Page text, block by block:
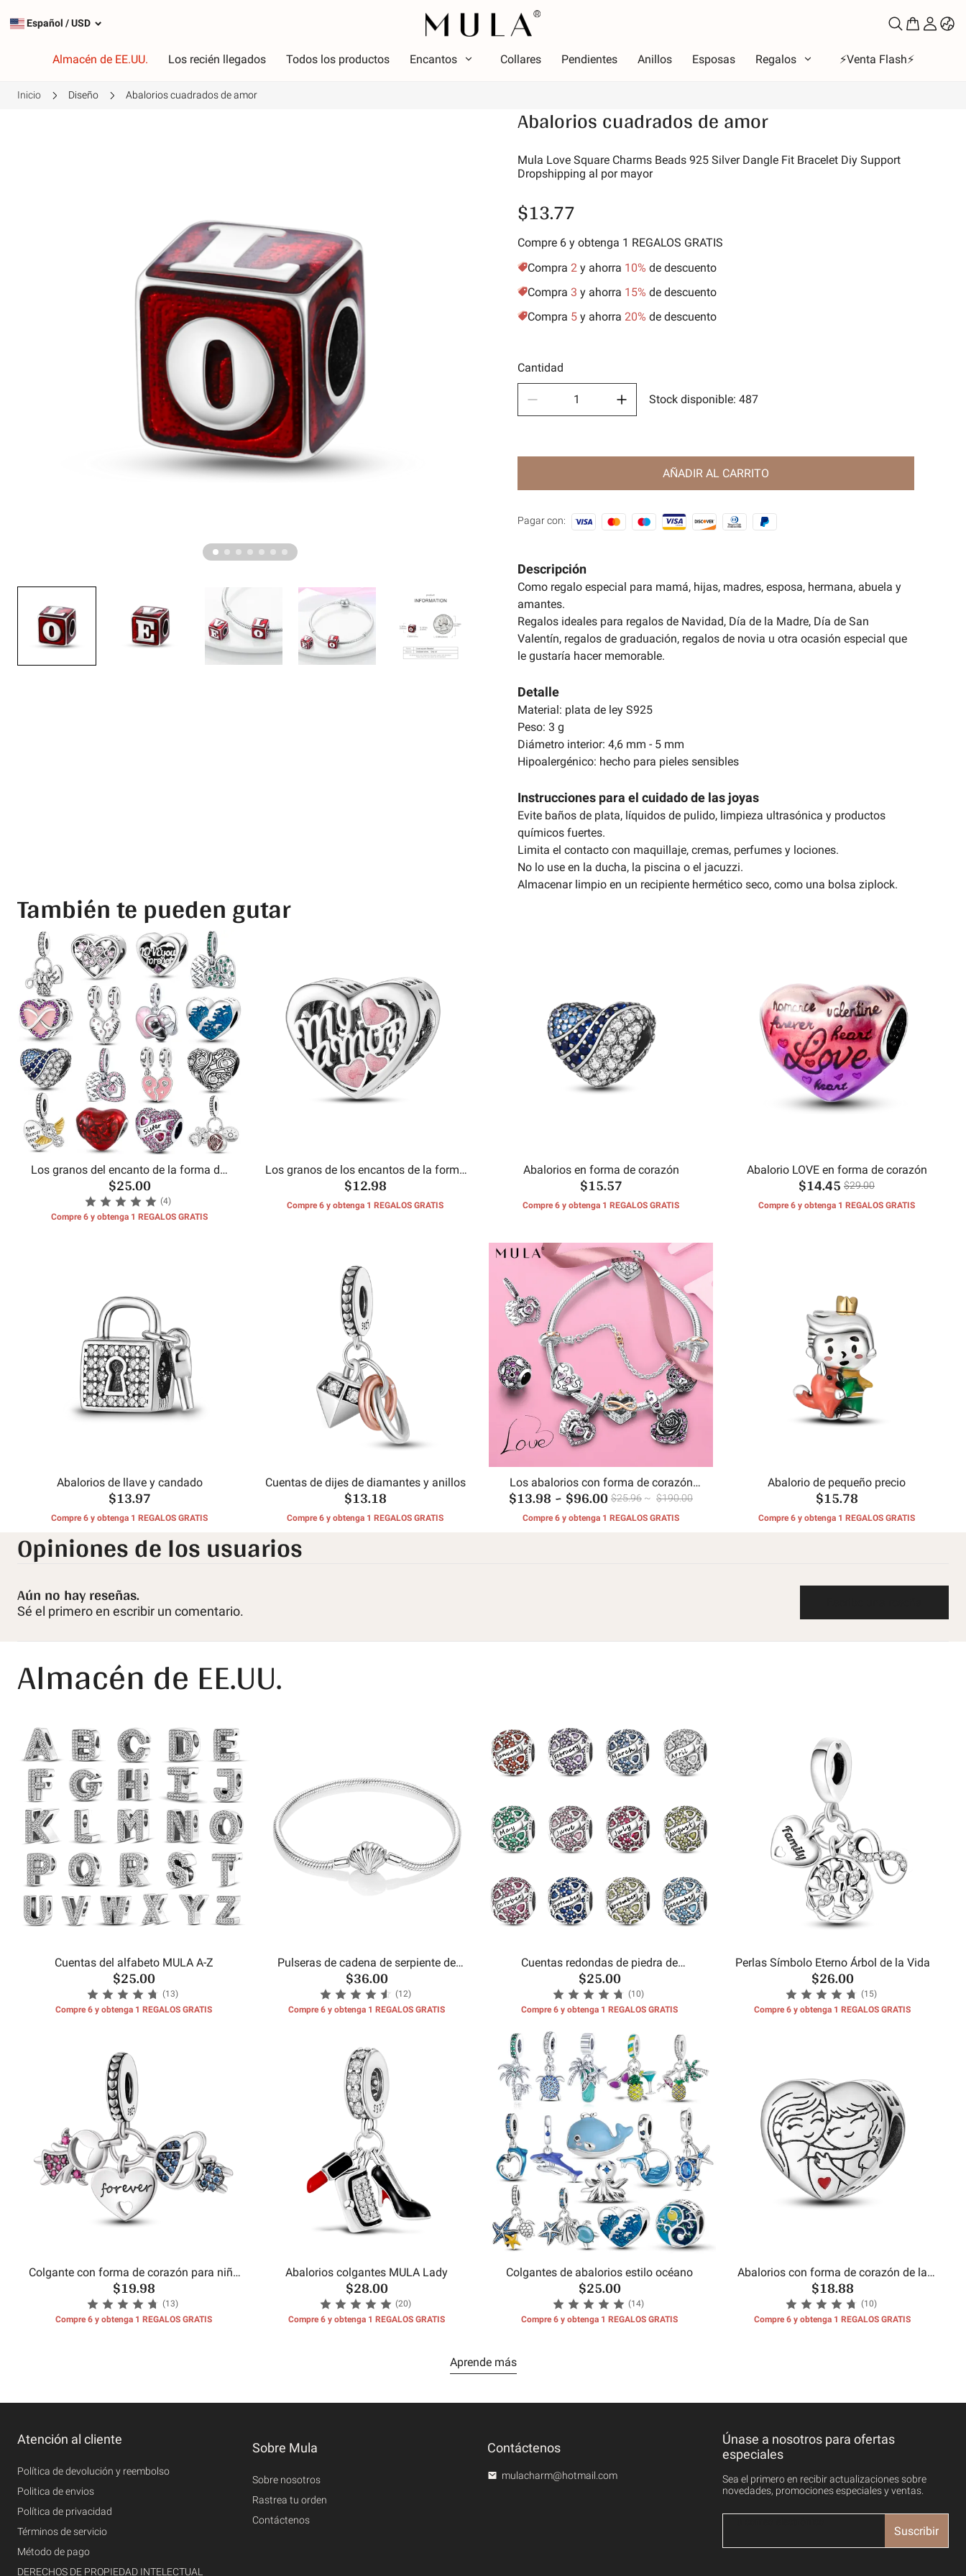
Español /USD
Almacén de EE.UU. Los recién llegados Todos los productos Encantos Collares Pendientes Anillos Esposas Regalos ⚡️Venta Flash⚡️
Amarillo dorado
Tema
Luminoso
Alfabeto
Vacaciones
Aficiones
Naturaleza
Inicio Diseño Abalorios cuadrados de amor
Abalorios cuadrados de amor
Mula Love Square Charms Beads 925 Silver Dangle Fit Bracelet Diy Support
Dropshipping al por mayor
$13.77
Compre 6 y obtenga 1 REGALOS GRATIS
Compra 2 y ahorra 10% de descuento
Compra 3 y ahorra 15% de descuento
Compra 5 y ahorra 20% de descuento
Cantidad
Stock disponible:487
AÑADIR AL CARRITO
Pagar con:
Descripción
Como regalo especial para mamá, hijas, madres, esposa, hermana, abuela y
amantes.
Regalos ideales para regalos de Navidad, Día de la Madre, Día de San
Valentín, regalos de graduación, regalos de novia u otra ocasión especial que
le gustaría hacer memorable.
Detalle
Material: plata de ley S925
Peso: 3 g
Diámetro interior: 4,6 mm - 5 mm
Hipoalergénico: hecho para pieles sensibles
Instrucciones para el cuidado de las joyas
Evite baños de plata, líquidos de pulido, limpieza ultrasónica y productos
químicos fuertes.
Limita el contacto con maquillaje, cremas, perfumes y lociones.
No lo use en la ducha, la piscina o el jacuzzi.
Almacenar limpio en un recipiente hermético seco, como una bolsa ziplock.
También te pueden gutar
Los granos del encanto de la forma del
corazón
$25.00
(4)
Compre 6 y obtenga 1 REGALOS GRATIS
Los granos de los encantos de la forma
del corazón
$12.98
Compre 6 y obtenga 1 REGALOS GRATIS
Abalorios en forma de corazón
$15.57
Compre 6 y obtenga 1 REGALOS GRATIS
Abalorio LOVE en forma de corazón
$14.45 $29.00
Compre 6 y obtenga 1 REGALOS GRATIS
Abalorios de llave y candado
$13.97
Compre 6 y obtenga 1 REGALOS GRATIS
Cuentas de dijes de diamantes y anillos
$13.18
Compre 6 y obtenga 1 REGALOS GRATIS
Los abalorios con forma de corazón
amante
$13.98~$96.00 $25.96 ~ $190.00
Compre 6 y obtenga 1 REGALOS GRATIS
Abalorio de pequeño precio
$15.78
Compre 6 y obtenga 1 REGALOS GRATIS
Opiniones de los usuarios
Aún no hay reseñas.
Sé el primero en escribir un comentario.
Almacén de EE.UU.
Cuentas del alfabeto MULA A-Z
$25.00
(13)
Compre 6 y obtenga 1 REGALOS GRATIS
Pulseras de cadena de serpiente de
concha de mar
$36.00
(12)
Compre 6 y obtenga 1 REGALOS GRATIS
Cuentas redondas de piedra de
cumpleaños del mes
$25.00
(10)
Compre 6 y obtenga 1 REGALOS GRATIS
Perlas Símbolo Eterno Árbol de la Vida
$26.00
(15)
Compre 6 y obtenga 1 REGALOS GRATIS
Colgante con forma de corazón para niño
y niña
$19.98
(13)
Compre 6 y obtenga 1 REGALOS GRATIS
Abalorios colgantes MULA Lady
$28.00
(20)
Compre 6 y obtenga 1 REGALOS GRATIS
Colgantes de abalorios estilo océano
$25.00
(14)
Compre 6 y obtenga 1 REGALOS GRATIS
Abalorios con forma de corazón de la
hermana
$18.88
(10)
Compre 6 y obtenga 1 REGALOS GRATIS
Aprende más
Atención al cliente
Política de devolución y reembolso
Politica de envios
Política de privacidad
Términos de servicio
Método de pago
DERECHOS DE PROPIEDAD INTELECTUAL
Sobre Mula
Sobre nosotros
Rastrea tu orden
Contáctenos
Contáctenos
mulacharm@hotmail.com
Únase a nosotros para ofertas
especiales
Sea el primero en recibir actualizaciones sobre
novedades, promociones especiales y ventas.
Suscribir